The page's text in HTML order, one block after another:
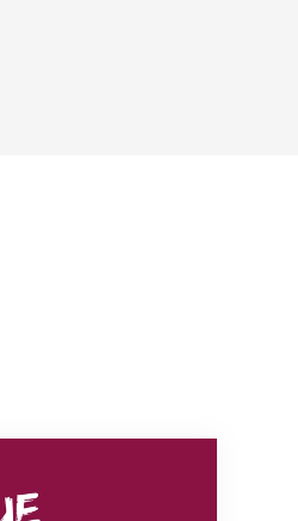
1. August 2026